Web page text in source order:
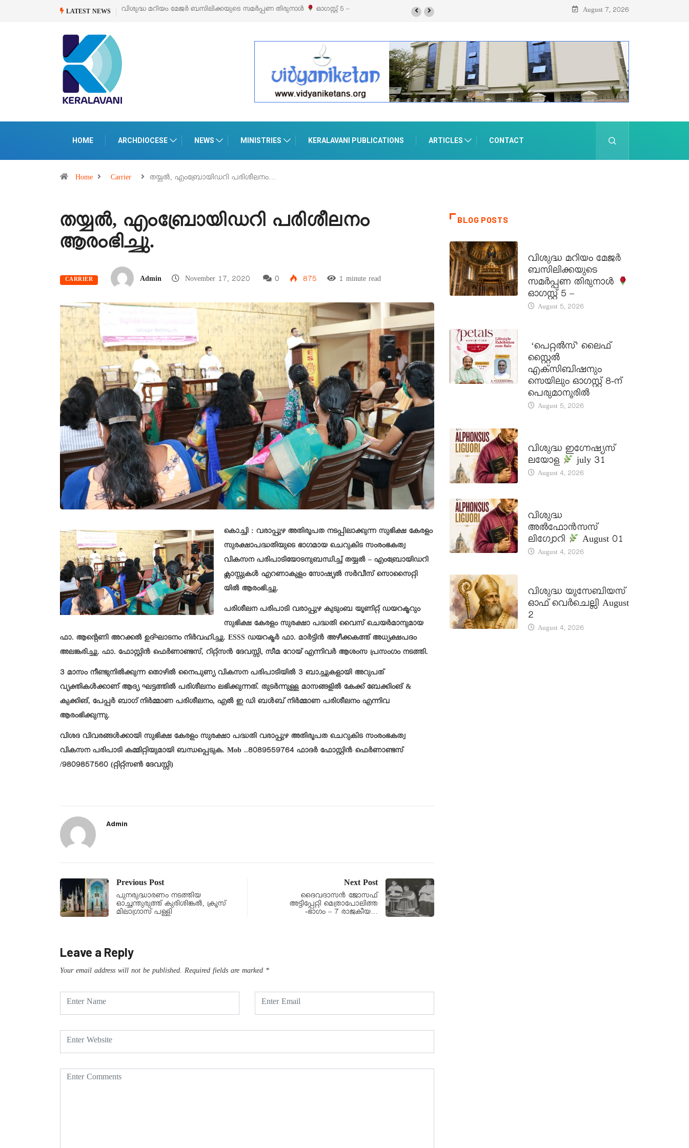
LATEST NEWS
മറിയം മേജർ ബസിലിക്കയുടെ സമർപ്പണ തിരുനാൾ ഓഗസ്റ്റ് 5 –‘പെറ്റൽസ്’ ലൈഫ് സ്റ്റൈൽ എക്സിബിഷനും സെയിലും ഓഗസ്റ്റ് 8-ന്
August 7, 2026
HOME ARCHDIOCESE NEWS MINISTRIES KERALAVANI PUBLICATIONS ARTICLES CONTACT
Home Carrier തയ്യൽ, എംബ്രോയിഡറി പരിശീലനം…
തയ്യൽ, എംബ്രോയിഡറി പരിശീലനം
ആരംഭിച്ചു.
CARRIER Admin November 17, 2020 0 875 1 minute read
കൊച്ചി : വരാപ്പുഴ അതിരൂപത നടപ്പിലാക്കുന്ന സുഭിക്ഷ കേരളം
സുരക്ഷാപദ്ധതിയുടെ ഭാഗമായ ചെറുകിട സംരംഭകത്വ
വികസന പരിപാടിയോടനുബന്ധിച്ച് തയ്യൽ – എംബ്രോയിഡറി
ക്ലാസ്സുകൾ എറണാകുളം സോഷ്യൽ സർവീസ് സൊസൈറ്റി
യിൽ ആരംഭിച്ചു.
പരിശീലന പരിപാടി വരാപ്പുഴ കുടുംബ യൂണിറ്റ് ഡയറക്ടറും
സുഭിക്ഷ കേരളം സുരക്ഷാ പദ്ധതി വൈസ് ചെയർമാനുമായ
ഫാ. ആന്റെണി അറക്കൽ ഉദ്ഘാടനം നിർവഹിച്ചു. ESSS ഡയറക്ടർ ഫാ. മാർട്ടിൻ അഴീക്കകത്ത് അധ്യക്ഷപദം
അലങ്കരിച്ചു. ഫാ. ഫോസ്റ്റിൻ ഫെർണാണ്ടസ്, റിറ്റ്സൻ ദേവസ്സി, സീമ റോയ് എന്നിവർ ആശംസ പ്രസംഗം നടത്തി.
3 മാസം നീണ്ടുനിൽക്കുന്ന തൊഴിൽ നൈപുണ്യ വികസന പരിപാടിയിൽ 3 ബാച്ചുകളായി അറുപത്
വ്യക്തികൾക്കാണ് ആദ്യ ഘട്ടത്തിൽ പരിശീലനം ലഭിക്കുന്നത്. തുടർന്നുള്ള മാസങ്ങളിൽ കേക്ക് ബേക്കിംങ് &
കുക്കിങ്, പേപ്പർ ബാഗ് നിർമ്മാണ പരിശീലനം, എൽ ഇ ഡി ബൾബ് നിർമ്മാണ പരിശീലനം എന്നിവ
ആരംഭിക്കുന്നു.
വിശദ വിവരങ്ങൾക്കായി സുഭിക്ഷ കേരളം സുരക്ഷാ പദ്ധതി വരാപ്പുഴ അതിരൂപത ചെറുകിട സംരംഭകത്വ
വികസന പരിപാടി കമ്മിറ്റിയുമായി ബന്ധപ്പെടുക. Mob ..8089559764 ഫാദർ ഫോസ്റ്റിൻ ഫെർണാണ്ടസ്
/9809857560 (റ്റിറ്റ്സൺ ദേവസ്സി)
Admin
Previous Post
പുനരുദ്ധാരണം നടത്തിയ
ഓച്ചന്തുരുത്ത് കുരിശിങ്കൽ, ക്രൂസ്
മിലാഗ്രാസ് പള്ളി
Next Post
ദൈവദാസൻ ജോസഫ്
അട്ടിപ്പേറ്റി മെത്രാപോലിത്ത
-ഭാഗം – 7 രാജകീയ…
Leave a Reply
Your email address will not be published. Required fields are marked *
BLOG POSTS
വിശുദ്ധ മറിയം മേജർ
ബസിലിക്കയുടെ
സമർപ്പണ തിരുനാൾ
ഓഗസ്റ്റ് 5 –
August 5, 2026
‘പെറ്റൽസ്’ ലൈഫ്
സ്റ്റൈൽ
എക്സിബിഷനും
സെയിലും ഓഗസ്റ്റ് 8-ന്
പെരുമാനൂരിൽ
August 5, 2026
വിശുദ്ധ ഇഗ്നേഷ്യസ്
ലയോള
july 31
August 4, 2026
വിശുദ്ധ
അൽഫോൻസസ്
ലിഗ്വോറി
August 01
August 4, 2026
വിശുദ്ധ യൂസേബിയസ്
ഓഫ് വെർചെല്ലി August
2
August 4, 2026